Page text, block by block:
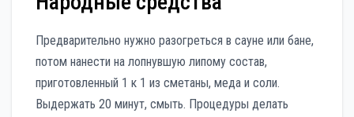
Предварительно нужно разогреться в сауне или бане,
потом нанести на лопнувшую липому состав,
приготовленный 1 к 1 из сметаны, меда и соли.
Выдержать 20 минут, смыть. Процедуры делать